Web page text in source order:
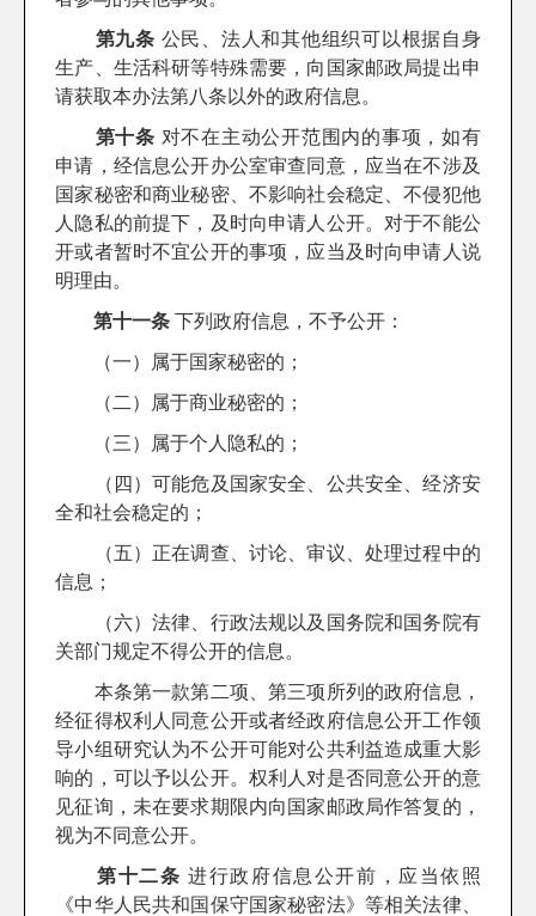
第九条 公民、法人和其他组织可以根据自身
生产、生活科研等特殊需要，向国家邮政局提出申
请获取本办法第八条以外的政府信息。
第十条 对不在主动公开范围内的事项，如有
申请，经信息公开办公室审查同意，应当在不涉及
国家秘密和商业秘密、不影响社会稳定、不侵犯他
人隐私的前提下，及时向申请人公开。对于不能公
开或者暂时不宜公开的事项，应当及时向申请人说
明理由。
第十一条 下列政府信息，不予公开：
（一）属于国家秘密的；
（二）属于商业秘密的；
（三）属于个人隐私的；
（四）可能危及国家安全、公共安全、经济安
全和社会稳定的；
（五）正在调查、讨论、审议、处理过程中的
信息；
（六）法律、行政法规以及国务院和国务院有
关部门规定不得公开的信息。
本条第一款第二项、第三项所列的政府信息，
经征得权利人同意公开或者经政府信息公开工作领
导小组研究认为不公开可能对公共利益造成重大影
响的，可以予以公开。权利人对是否同意公开的意
见征询，未在要求期限内向国家邮政局作答复的，
视为不同意公开。
第十二条 进行政府信息公开前，应当依照
《中华人民共和国保守国家秘密法》等相关法律、